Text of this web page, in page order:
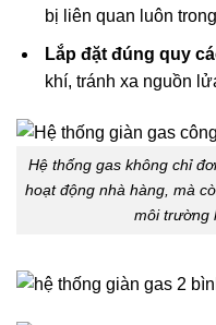
bị liên quan luôn
Lắp đặt đúng quy
khí, tránh xa nguồn
Hệ thống gas không chỉ
hoạt động nhà hàng, mà
môi trường